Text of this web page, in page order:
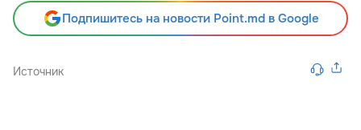
Подпишитесь на новости Point.md в Google
Источник